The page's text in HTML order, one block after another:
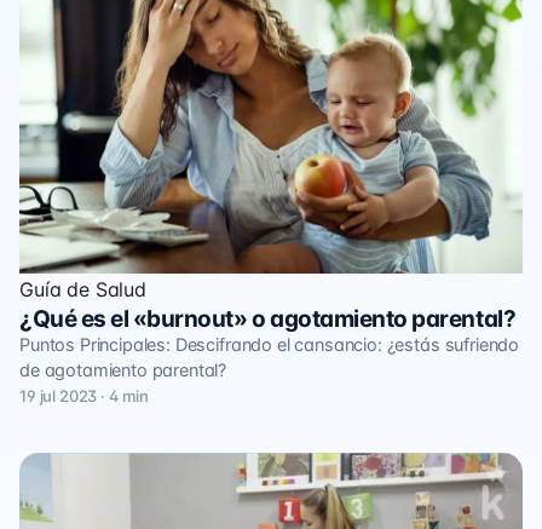
Guía de Salud
¿Qué es el «burnout» o agotamiento parental?
Puntos Principales: Descifrando el cansancio: ¿estás sufriendo
de agotamiento parental?
19 jul 2023 · 4 min